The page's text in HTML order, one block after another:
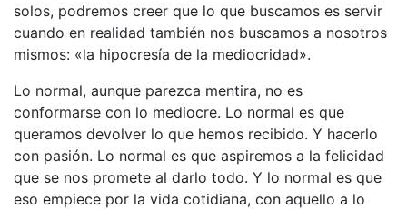
solos, podremos creer que lo que buscamos es servir
cuando en realidad también nos buscamos a nosotros
mismos: «la hipocresía de la mediocridad».
Lo normal, aunque parezca mentira, no es
conformarse con lo mediocre. Lo normal es que
queramos devolver lo que hemos recibido. Y hacerlo
con pasión. Lo normal es que aspiremos a la felicidad
que se nos promete al darlo todo. Y lo normal es que
eso empiece por la vida cotidiana, con aquello a lo